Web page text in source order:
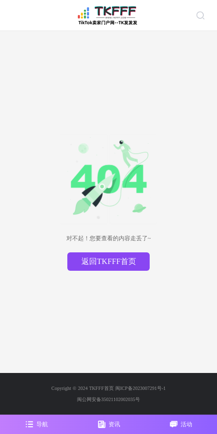
对不起！您要查看的内容走丢了~
返回TKFFF首页
Copyright © 2024 TKFFF首页 闽ICP备2023007291号-1
闽公网安备35021102002035号
导航 资讯 活动